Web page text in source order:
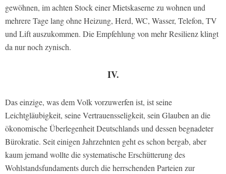
gewöhnen, im achten Stock einer Mietskaserne zu wohnen und
mehrere Tage lang ohne Heizung, Herd, WC, Wasser, Telefon, TV
und Lift auszukommen. Die Empfehlung von mehr Resilienz klingt
da nur noch zynisch.
IV.
Das einzige, was dem Volk vorzuwerfen ist, ist seine
Leichtgläubigkeit, seine Vertrauensseligkeit, sein Glauben an die
ökonomische Überlegenheit Deutschlands und dessen begnadeter
Bürokratie. Seit einigen Jahrzehnten geht es schon bergab, aber
kaum jemand wollte die systematische Erschütterung des
Wohlstandsfundaments durch die herrschenden Parteien zur